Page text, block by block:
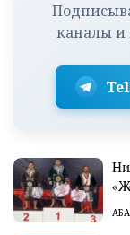
каналы и